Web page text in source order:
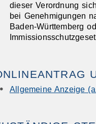
dieser Verordnung
bei Genehmigungen
Baden-Württemberg
Allgemeine Anzeige